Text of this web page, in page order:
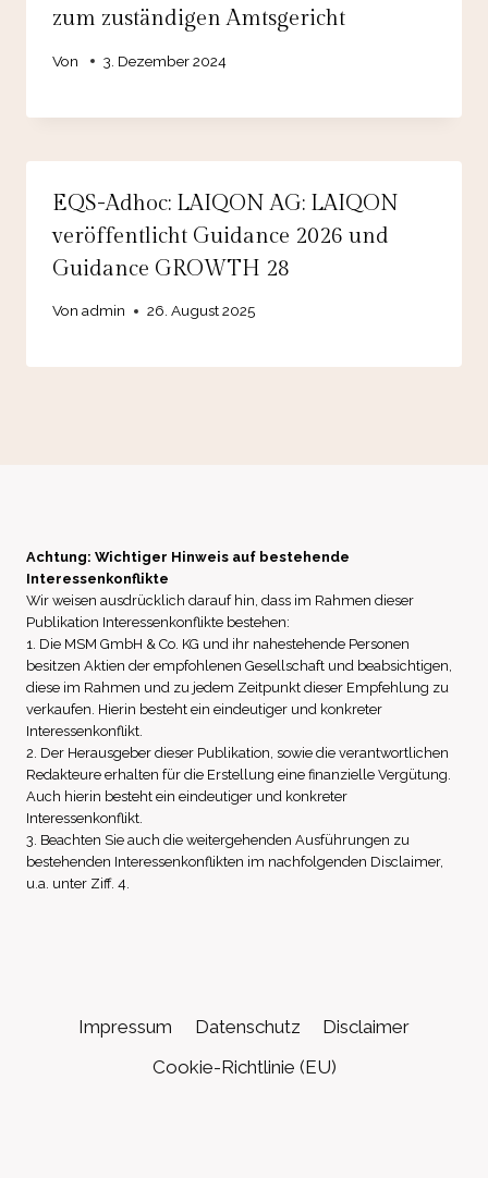
zum zuständigen Amtsgericht
Von 3. Dezember 2024
EQS-Adhoc: LAIQON AG: LAIQON
veröffentlicht Guidance 2026 und
Guidance GROWTH 28
Von admin 26. August 2025
Achtung: Wichtiger Hinweis auf bestehende
Interessenkonflikte
Wir weisen ausdrücklich darauf hin, dass im Rahmen dieser
Publikation Interessenkonflikte bestehen:
1. Die MSM GmbH & Co. KG und ihr nahestehende Personen
besitzen Aktien der empfohlenen Gesellschaft und beabsichtigen,
diese im Rahmen und zu jedem Zeitpunkt dieser Empfehlung zu
verkaufen. Hierin besteht ein eindeutiger und konkreter
Interessenkonflikt.
2. Der Herausgeber dieser Publikation, sowie die verantwortlichen
Redakteure erhalten für die Erstellung eine finanzielle Vergütung.
Auch hierin besteht ein eindeutiger und konkreter
Interessenkonflikt.
3. Beachten Sie auch die weitergehenden Ausführungen zu
bestehenden Interessenkonflikten im nachfolgenden Disclaimer,
u.a. unter Ziff. 4.
Impressum Datenschutz
Disclaimer
Cookie-Richtlinie (EU)